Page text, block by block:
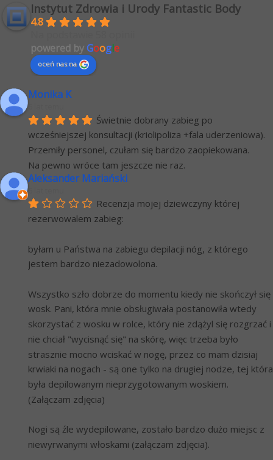
Instytut Zdrowia i Urody Fantastic Body
4.8
powered byGoogle
oceń nas na
Monika K
Świetnie dobrany zabieg po
wcześniejszej konsultacji (kriolipoliza +fala uderzeniowa).
Przemiły personel, czułam się bardzo zaopiekowana.
Na pewno wróce tam jeszcze nie raz.
Aleksander Mariański
Recenzja mojej dziewczyny której
rezerwowalem zabieg:
byłam u Państwa na zabiegu depilacji nóg, z którego
jestem bardzo niezadowolona.
Wszystko szło dobrze do momentu kiedy nie skończył się
wosk. Pani, która mnie obsługiwała postanowiła wtedy
skorzystać z wosku w rolce, który nie zdążyl się rozgrzać i
nie chciał "wycisnąć się" na skórę, więc trzeba było
strasznie mocno wciskać w nogę, przez co mam dzisiaj
krwiaki na nogach - są one tylko na drugiej nodze, tej która
była depilowanym nieprzygotowanym woskiem.
(Załączam zdjęcia)
Nogi są źle wydepilowane, zostało bardzo dużo miejsc z
niewyrwanymi włoskami (załączam zdjęcia).